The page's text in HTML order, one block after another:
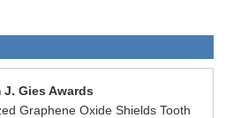
J. Gies Awards
Graphene Oxide Shields Tooth